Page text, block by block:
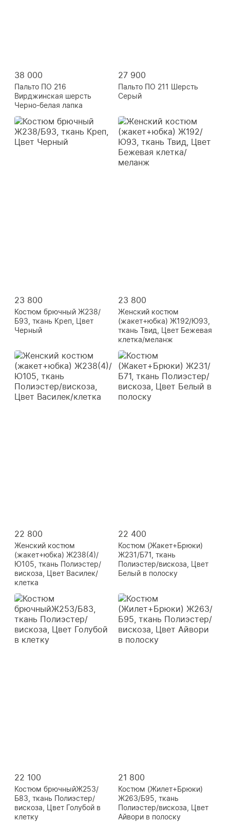
38 000
Пальто ПО 216
Вирджинская шерсть
Черно-белая лапка
27 900
Пальто ПО 211 Шерсть
Серый
23 800
Костюм брючный Ж238/
Б93, ткань Креп, Цвет
Черный
23 800
Женский костюм
(жакет+юбка) Ж192/Ю93,
ткань Твид, Цвет Бежевая
клетка/меланж
22 800
Женский костюм
(жакет+юбка) Ж238(4)/
Ю105, ткань Полиэстер/
вискоза, Цвет Василек/
клетка
22 400
Костюм (Жакет+Брюки)
Ж231/Б71, ткань
Полиэстер/вискоза, Цвет
Белый в полоску
22 100
Костюм брючныйЖ253/
Б83, ткань Полиэстер/
вискоза, Цвет Голубой в
клетку
21 800
Костюм (Жилет+Брюки)
Ж263/Б95, ткань
Полиэстер/вискоза, Цвет
Айвори в полоску